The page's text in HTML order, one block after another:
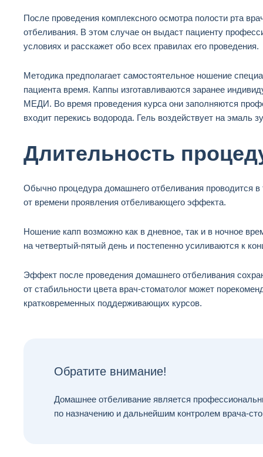
После проведения комплексного осмотра полости рта
отбеливания. В этом случае он выдаст пациенту
условиях и расскажет обо всех правилах его проведения.
Методика предполагает самостоятельное ношение
пациента время. Каппы изготавливаются заранее
МЕДИ. Во время проведения курса они заполняются
входит перекись водорода. Гель воздействует на эмаль
Длительность
Обычно процедура домашнего отбеливания проводится в
от времени проявления отбеливающего эффекта.
Ношение капп возможно как в дневное, так и в ночное
на четвертый-пятый день и постепенно усиливаются к
Эффект после проведения домашнего отбеливания
от стабильности цвета врач-стоматолог может
кратковременных поддерживающих курсов.
Обратите внимание!
Домашнее отбеливание является
по назначению и дальнейшим контролем врача-